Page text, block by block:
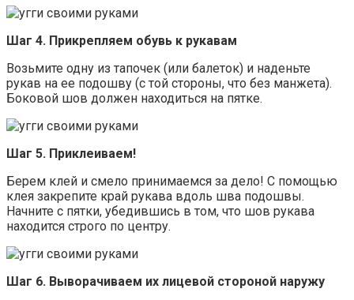
Шаг 4. Прикрепляем обувь к рукавам
Возьмите одну из тапочек (или балеток) и наденьте
рукав на ее подошву (с той стороны, что без манжета).
Боковой шов должен находиться на пятке.
Шаг 5. Приклеиваем!
Берем клей и смело принимаемся за дело! С помощью
клея закрепите край рукава вдоль шва подошвы.
Начните с пятки, убедившись в том, что шов рукава
находится строго по центру.
Шаг 6. Выворачиваем их лицевой стороной наружу